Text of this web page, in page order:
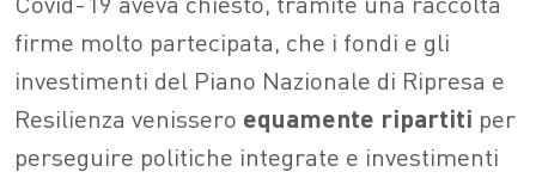
firme molto partecipata, che i fondi e gli
investimenti del Piano Nazionale di Ripresa e
Resilienza venissero equamente ripartiti per
perseguire politiche integrate e investimenti